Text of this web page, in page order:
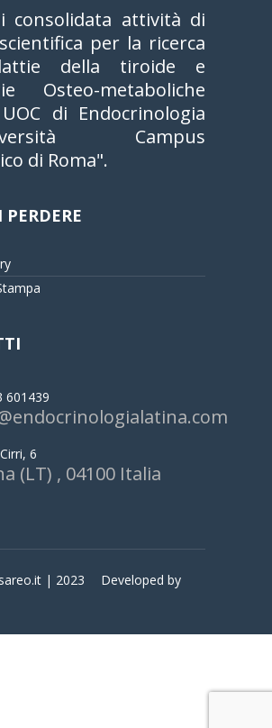
consolidata attività di
per la ricerca
della tiroide e
Osteo-metaboliche
di Endocrinologia
Campus
di Roma".
601439
6
(LT) , 04100 Italia
| 2023
Developed by